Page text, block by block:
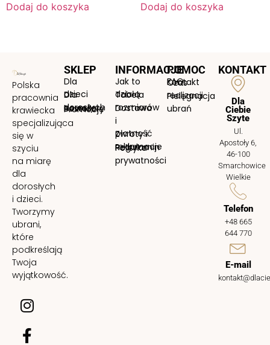
Dodaj do koszyka Dodaj do koszyka
Polska
pracownia
krawiecka
specjalizująca
się w
szyciu
na miarę
dla
dorosłych
i dzieci.
Tworzymy
ubrani,
które
podkreślają
Twoja
wyjątkowość.
SKLEP
Dla
dzieci
Dla
dorosłych
Nowości
Bestellery
Promocje
INFORMACJE
Jak to
działą
Tabela
rozmiarów
Dostawa
i
płatność
Zwroty i
reklamacje
Regulamin
Polityka
prywatności
POMOC
FAQ
Kontakt
Czas
realizacji
Pielęgnacja
ubrań
KONTAKT
Dla
Ciebie
Szyte
Ul.
Apostoły 6,
46-100
Smarchowice
Wielkie
Telefon
+48 665
644 770
E-mail